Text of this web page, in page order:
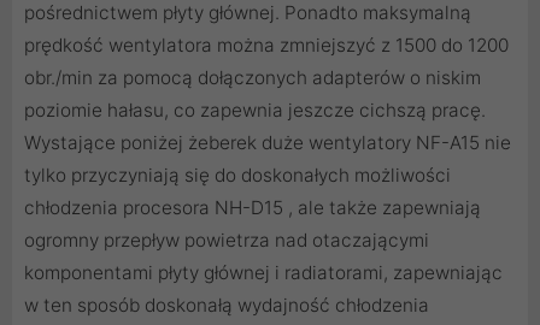
pośrednictwem płyty głównej. Ponadto maksymalną
prędkość wentylatora można zmniejszyć z 1500 do 1200
obr./min za pomocą dołączonych adapterów o niskim
poziomie hałasu, co zapewnia jeszcze cichszą pracę.
Wystające poniżej żeberek duże wentylatory NF-A15 nie
tylko przyczyniają się do doskonałych możliwości
chłodzenia procesora NH-D15 , ale także zapewniają
ogromny przepływ powietrza nad otaczającymi
komponentami płyty głównej i radiatorami, zapewniając
w ten sposób doskonałą wydajność chłodzenia